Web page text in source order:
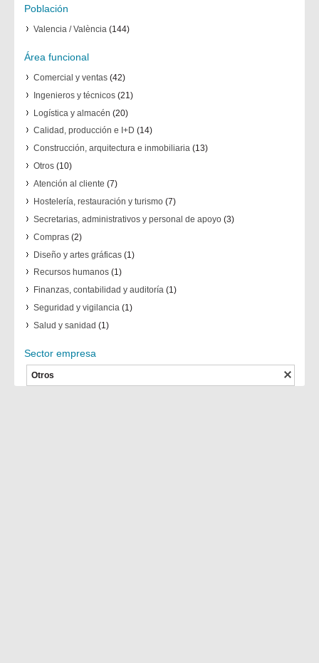
Población
Valencia / València(144)
Área funcional
Comercial y ventas(42)
Ingenieros y técnicos(21)
Logística y almacén (20)
Calidad, producción e I+D (14)
Construcción, arquitectura e inmobiliaria(13)
Otros(10)
Atención al cliente (7)
Hostelería, restauración y turismo(7)
Secretarias, administrativos y personal de apoyo(3)
Compras(2)
Diseño y artes gráficas(1)
Recursos humanos(1)
Finanzas, contabilidad y auditoría(1)
Seguridad y vigilancia(1)
Salud y sanidad (1)
Sector empresa
Otros